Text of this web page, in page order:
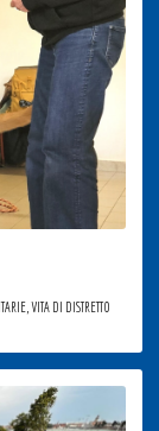
,VITA DI DISTRETTO